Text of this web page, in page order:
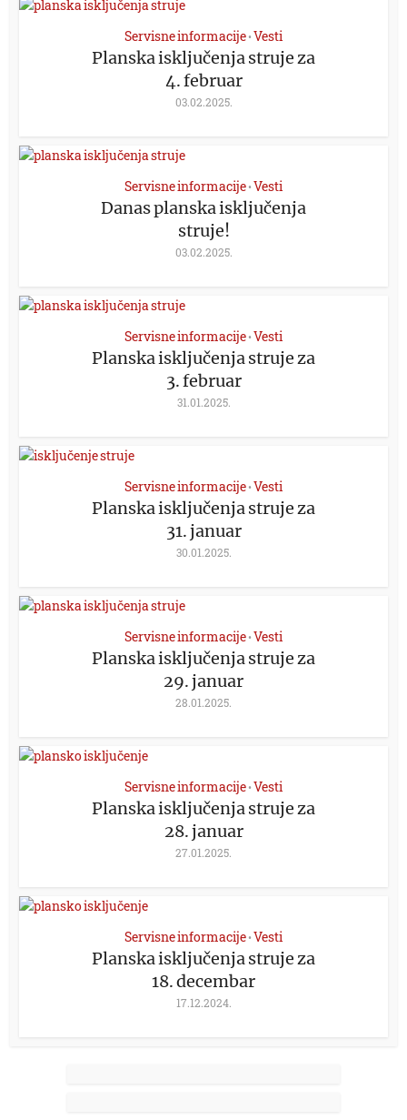
Servisne informacije•Vesti
Planska isključenja struje za
4. februar
03.02.2025.
Servisne informacije•Vesti
Danas planska isključenja
struje!
03.02.2025.
Servisne informacije•Vesti
Planska isključenja struje za
3. februar
31.01.2025.
Servisne informacije•Vesti
Planska isključenja struje za
31. januar
30.01.2025.
Servisne informacije•Vesti
Planska isključenja struje za
29. januar
28.01.2025.
Servisne informacije•Vesti
Planska isključenja struje za
28. januar
27.01.2025.
Servisne informacije•Vesti
Planska isključenja struje za
18. decembar
17.12.2024.